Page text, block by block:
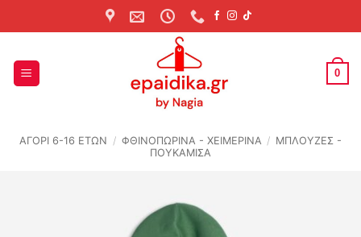
to
0
ΑΓΟΡΙ 6-16 ΕΤΩΝ / ΦΘΙΝΟΠΩΡΙΝΆ - ΧΕΙΜΕΡΙΝΆ / ΜΠΛΟΥΖΕΣ -
ΠΟΥΚΑΜΙΣΑ